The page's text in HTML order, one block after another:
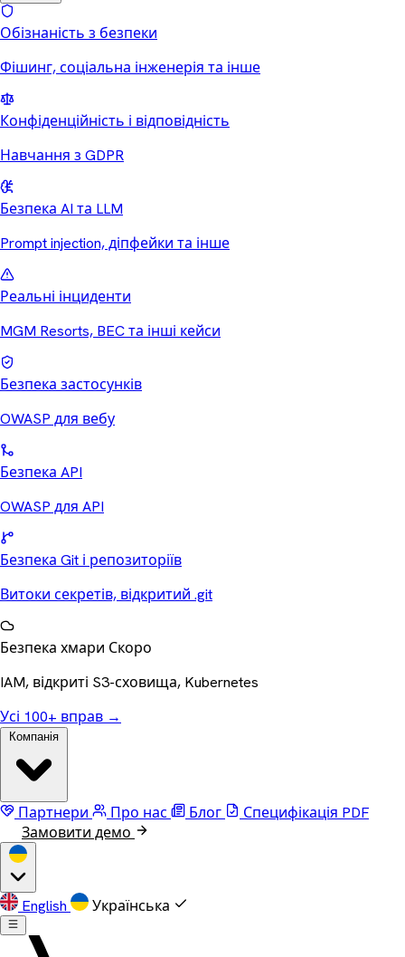
Обізнаність з безпеки
Фішинг, соціальна інженерія та інше
Конфіденційність і відповідність
Навчання з GDPR
Безпека AI та LLM
Prompt injection, діпфейки та інше
Реальні інциденти
MGM Resorts, BEC та інші кейси
Безпека застосунків
OWASP для вебу
Безпека API
OWASP для API
Безпека Git і репозиторіїв
Витоки секретів, відкритий .git
Безпека хмари Скоро
IAM, відкриті S3-сховища, Kubernetes
Усі 100+ вправ →
Партнери Про нас Блог Специфікація PDF
Замовити демо
English Українська